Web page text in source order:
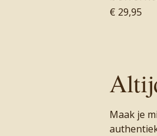
€ 29,95
Maak je